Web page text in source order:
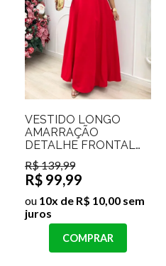
VESTIDO LONGO
AMARRAÇÃO
DETALHE FRONTAL
SCARLETT
R$ 139,99
R$ 99,99
ou 10x de R$ 10,00 sem
juros
COMPRAR